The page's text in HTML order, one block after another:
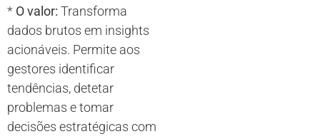
* O valor: Transforma
dados brutos em insights
acionáveis. Permite aos
gestores identificar
tendências, detetar
problemas e tomar
decisões estratégicas com